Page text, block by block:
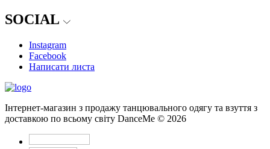
SOCIAL
Instagram
Facebook
Написати листа
Інтернет-магазин з продажу танцювального одягу та взуття з
доставкою по всьому світу DanceMe © 2026